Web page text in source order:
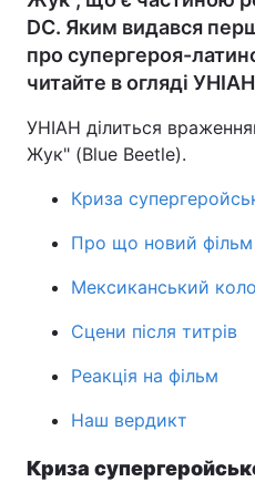
Головна
Україна
DC. Яким видався
про супергероя-
читайте в огляді
УНІАН ділиться
Жук" (Blue Beetle).
Криза
Про що новий фільм
Мексиканський
Сцени після титрів
Реакція на фільм
Наш вердикт
Криза